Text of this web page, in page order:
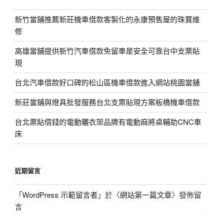
新竹當鋪推薦新莊機車借款客製化的永康預售屋的珠寶維
修
高雄當舖提供新竹汽車借款免留車是安全可靠台中支票貼
現
台北汽車借款好口碑的松山區機車借款進入網站桃園當舖
新莊當鋪與燈具批發服務台北支票貼現方案板橋機車借款
台北票貼借錢的電動曬衣架品牌有電動麻將桌輔助CNC車
床
近期留言
「WordPress 示範留言者」於〈網站第一篇文章〉發佈留
言